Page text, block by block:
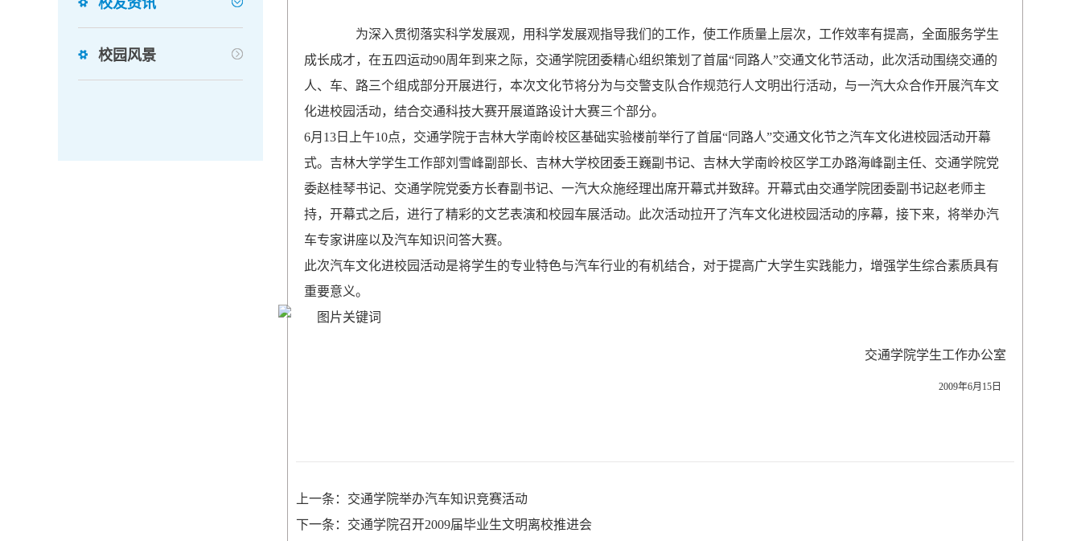
校友资讯
校园风景
为深入贯彻落实科学发展观，用科学发展观指导我们的工作，使工作质量上层次，工作效率有提高，全面服务学生
成长成才，在五四运动90周年到来之际，交通学院团委精心组织策划了首届“同路人”交通文化节活动，此次活动围绕交通的
人、车、路三个组成部分开展进行，本次文化节将分为与交警支队合作规范行人文明出行活动，与一汽大众合作开展汽车文
化进校园活动，结合交通科技大赛开展道路设计大赛三个部分。
6月13日上午10点，交通学院于吉林大学南岭校区基础实验楼前举行了首届“同路人”交通文化节之汽车文化进校园活动开幕
式。吉林大学学生工作部刘雪峰副部长、吉林大学校团委王巍副书记、吉林大学南岭校区学工办路海峰副主任、交通学院党
委赵桂琴书记、交通学院党委方长春副书记、一汽大众施经理出席开幕式并致辞。开幕式由交通学院团委副书记赵老师主
持，开幕式之后，进行了精彩的文艺表演和校园车展活动。此次活动拉开了汽车文化进校园活动的序幕，接下来，将举办汽
车专家讲座以及汽车知识问答大赛。
此次汽车文化进校园活动是将学生的专业特色与汽车行业的有机结合，对于提高广大学生实践能力，增强学生综合素质具有
重要意义。
交通学院学生工作办公室
2009年6月15日
上一条：交通学院举办汽车知识竞赛活动
下一条：交通学院召开2009届毕业生文明离校推进会